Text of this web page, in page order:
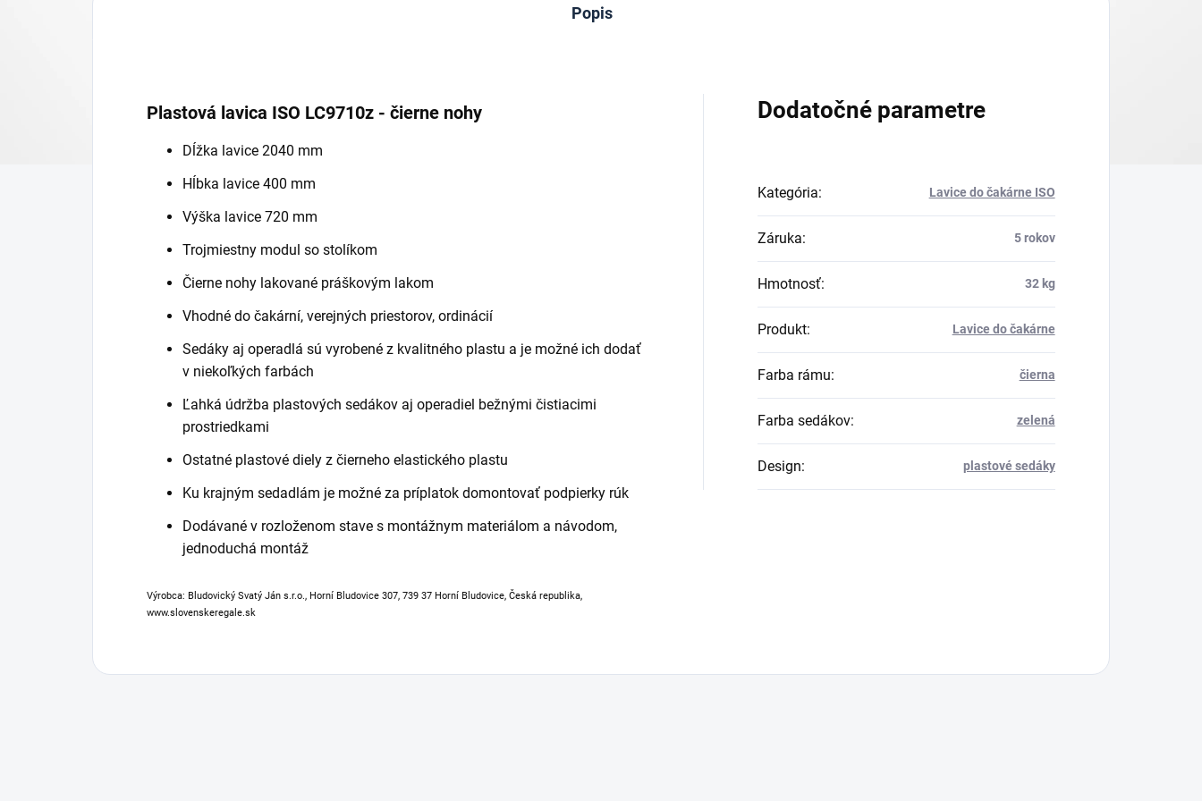
Popis
Plastová lavica ISO LC9710z - čierne nohy
Dĺžka lavice 2040 mm
Hĺbka lavice 400 mm
Výška lavice 720 mm
Trojmiestny modul so stolíkom
Čierne nohy lakované práškovým lakom
Vhodné do čakární, verejných priestorov, ordinácií
Sedáky aj operadlá sú vyrobené z kvalitného plastu a je možné ich dodať
v niekoľkých farbách
Ľahká údržba plastových sedákov aj operadiel bežnými čistiacimi
prostriedkami
Ostatné plastové diely z čierneho elastického plastu
Ku krajným sedadlám je možné za príplatok domontovať podpierky rúk
Dodávané v rozloženom stave s montážnym materiálom a návodom,
jednoduchá montáž
Výrobca: Bludovický Svatý Ján s.r.o., Horní Bludovice 307, 739 37 Horní Bludovice, Česká republika,
www.slovenskeregale.sk
Dodatočné parametre
Kategória: Lavice do čakárne ISO
Záruka: 5 rokov
Hmotnosť: 32 kg
Produkt: Lavice do čakárne
Farba rámu: čierna
Farba sedákov: zelená
Design: plastové sedáky